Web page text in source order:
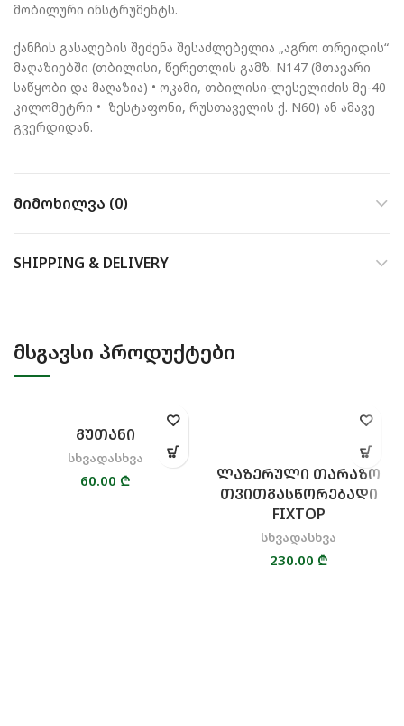
მობილური ინსტრუმენტს.
ქანჩის გასაღების შეძენა შესაძლებელია „აგრო თრეიდის“
მაღაზიებში (თბილისი, წერეთლის გამზ. N147 (მთავარი
საწყობი და მაღაზია) • ოკამი, თბილისი-ლესელიძის მე-40
კილომეტრი • ზესტაფონი, რუსთაველის ქ. N60) ან ამავე
გვერდიდან.
ᲛᲘᲛᲝᲮᲘᲚᲕᲐ (0)
SHIPPING & DELIVERY
ᲛᲡᲒᲐᲕᲡᲘ ᲞᲠᲝᲓᲣᲥᲢᲔᲑᲘ
ᲒᲣᲗᲐᲜᲘ
სხვადასხვა
60.00 ₾
ᲚᲐᲖᲔᲠᲣᲚᲘ ᲗᲐᲠᲐᲖᲝ
ᲗᲕᲘᲗᲒᲐᲡᲬᲝᲠᲔᲑᲐᲓᲘ
FIXTOP
სხვადასხვა
230.00 ₾